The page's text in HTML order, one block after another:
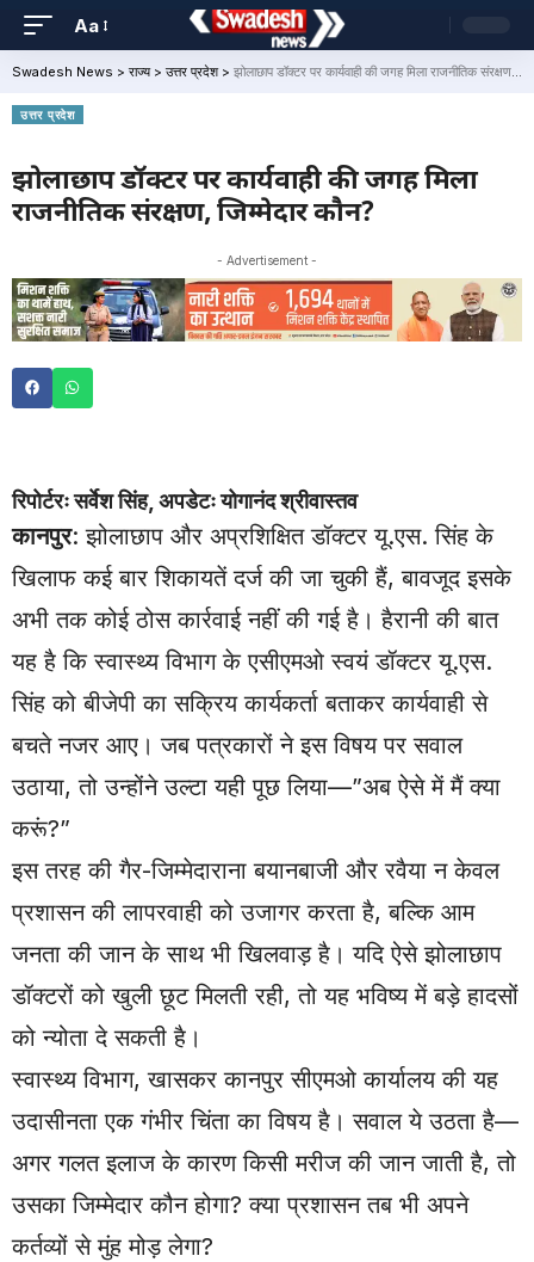
Aa
Swadesh News > राज्य> उत्तर प्रदेश> झोलाछाप डॉक्टर पर कार्यवाही की जगह मिला राजनीतिक संरक्षण, जिम्मेदार कौन?
उत्तर प्रदेश
झोलाछाप डॉक्टर पर कार्यवाही की जगह मिला
राजनीतिक संरक्षण, जिम्मेदार कौन?
- Advertisement -
रिपोर्टरः सर्वेश सिंह, अपडेटः योगानंद श्रीवास्तव
कानपुर: झोलाछाप और अप्रशिक्षित डॉक्टर यू.एस. सिंह के
खिलाफ कई बार शिकायतें दर्ज की जा चुकी हैं, बावजूद इसके
अभी तक कोई ठोस कार्रवाई नहीं की गई है। हैरानी की बात
यह है कि स्वास्थ्य विभाग के एसीएमओ स्वयं डॉक्टर यू.एस.
सिंह को बीजेपी का सक्रिय कार्यकर्ता बताकर कार्यवाही से
बचते नजर आए। जब पत्रकारों ने इस विषय पर सवाल
उठाया, तो उन्होंने उल्टा यही पूछ लिया—”अब ऐसे में मैं क्या
करूं?”
इस तरह की गैर-जिम्मेदाराना बयानबाजी और रवैया न केवल
प्रशासन की लापरवाही को उजागर करता है, बल्कि आम
जनता की जान के साथ भी खिलवाड़ है। यदि ऐसे झोलाछाप
डॉक्टरों को खुली छूट मिलती रही, तो यह भविष्य में बड़े हादसों
को न्योता दे सकती है।
स्वास्थ्य विभाग, खासकर कानपुर सीएमओ कार्यालय की यह
उदासीनता एक गंभीर चिंता का विषय है। सवाल ये उठता है—
अगर गलत इलाज के कारण किसी मरीज की जान जाती है, तो
उसका जिम्मेदार कौन होगा? क्या प्रशासन तब भी अपने
कर्तव्यों से मुंह मोड़ लेगा?